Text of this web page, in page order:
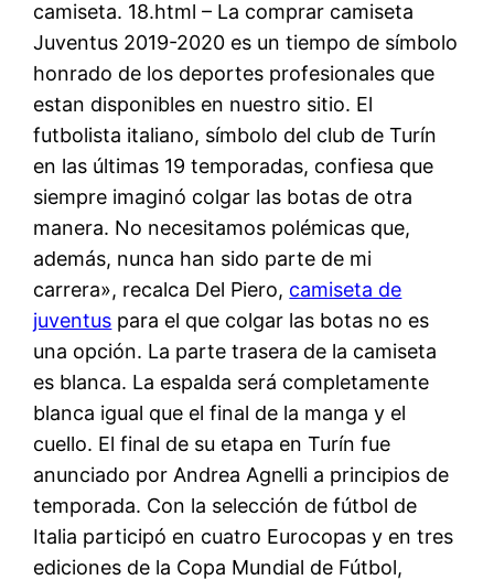
camiseta. 18.html – La comprar camiseta
Juventus 2019-2020 es un tiempo de símbolo
honrado de los deportes profesionales que
estan disponibles en nuestro sitio. El
futbolista italiano, símbolo del club de Turín
en las últimas 19 temporadas, confiesa que
siempre imaginó colgar las botas de otra
manera. No necesitamos polémicas que,
además, nunca han sido parte de mi
carrera», recalca Del Piero, camiseta de
juventus para el que colgar las botas no es
una opción. La parte trasera de la camiseta
es blanca. La espalda será completamente
blanca igual que el final de la manga y el
cuello. El final de su etapa en Turín fue
anunciado por Andrea Agnelli a principios de
temporada. Con la selección de fútbol de
Italia participó en cuatro Eurocopas y en tres
ediciones de la Copa Mundial de Fútbol,